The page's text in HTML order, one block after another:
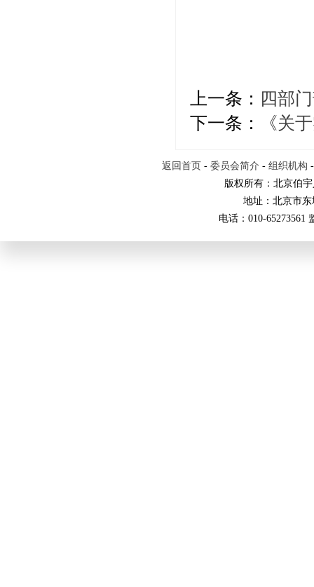
上一条： 四部
下一条：
《关
返回首页 -委员会简介 -组织机构
版权所有：北京伯
地址：北京市
电话：010-65273561